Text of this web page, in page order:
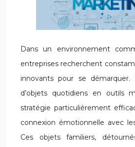
Dans un environnement
entreprises recherchent
innovants pour se démarquer.
d’objets quotidiens en outils
stratégie particulièrement
connexion émotionnelle avec
Ces objets familiers,